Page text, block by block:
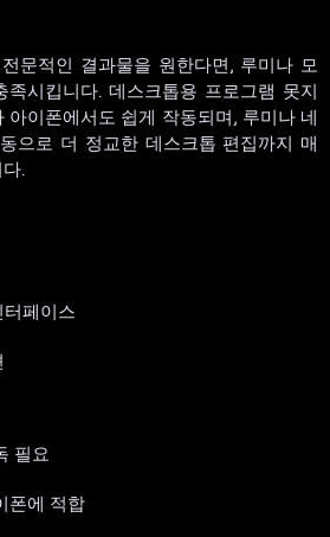
문적인 결과물을 원한다면, 루미나 모
족시킵니다. 데스크톱용 프로그램 못지
아이폰에서도 쉽게 작동되며, 루미나 네
으로 더 정교한 데스크톱 편집까지 매
.
페이스
필요
폰에 적합